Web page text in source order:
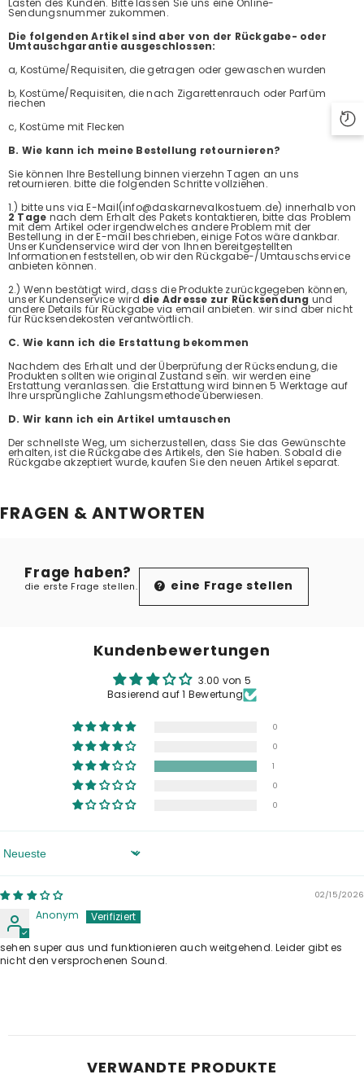
Sendungsnummer zukommen.
Die folgenden Artikel sind aber von der Rückgabe- oder
Umtauschgarantie ausgeschlossen:
a, Kostüme/Requisiten, die getragen oder gewaschen wurden
b, Kostüme/Requisiten, die nach Zigarettenrauch oder Parfüm
riechen
c, Kostüme mit Flecken
B. Wie kann ich meine Bestellung retournieren?
Sie können Ihre Bestellung binnen vierzehn Tagen an uns
retournieren. bitte die folgenden Schritte vollziehen.
1.) bitte uns via E-Mail(info@daskarnevalkostuem.de) innerhalb von
2 Tage nach dem Erhalt des Pakets kontaktieren, bitte das Problem
mit dem Artikel oder irgendwelches andere Problem mit der
Bestellung in der E-mail beschrieben, einige Fotos wäre dankbar.
Unser Kundenservice wird der von Ihnen bereitgestellten
Informationen feststellen, ob wir den Rückgabe-/Umtauschservice
anbieten können.
2.) Wenn bestätigt wird, dass die Produkte zurückgegeben können,
unser Kundenservice wird die Adresse zur Rücksendung und
andere Details für Rückgabe via email anbieten. wir sind aber nicht
für Rücksendekosten verantwörtlich.
C. Wie kann ich die Erstattung bekommen
Nachdem des Erhalt und der Überprüfung der Rücksendung, die
Produkten sollten wie original Zustand sein. wir werden eine
Erstattung veranlassen. die Erstattung wird binnen 5 Werktage auf
Ihre ursprüngliche Zahlungsmethode überwiesen.
D. Wir kann ich ein Artikel umtauschen
Der schnellste Weg, um sicherzustellen, dass Sie das Gewünschte
erhalten, ist die Rückgabe des Artikels, den Sie haben. Sobald die
Rückgabe akzeptiert wurde, kaufen Sie den neuen Artikel separat.
FRAGEN & ANTWORTEN
Frage haben?
die erste Frage stellen. eine Frage stellen
Kundenbewertungen
3.00 von 5
Basierend auf 1 Bewertung
0
0
1
0
0
Sort By
02/15/2026
Anonym
sehen super aus und funktionieren auch weitgehend. Leider gibt es
nicht den versprochenen Sound.
VERWANDTE PRODUKTE